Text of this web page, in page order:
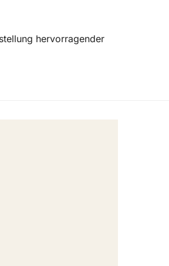
hervorragender